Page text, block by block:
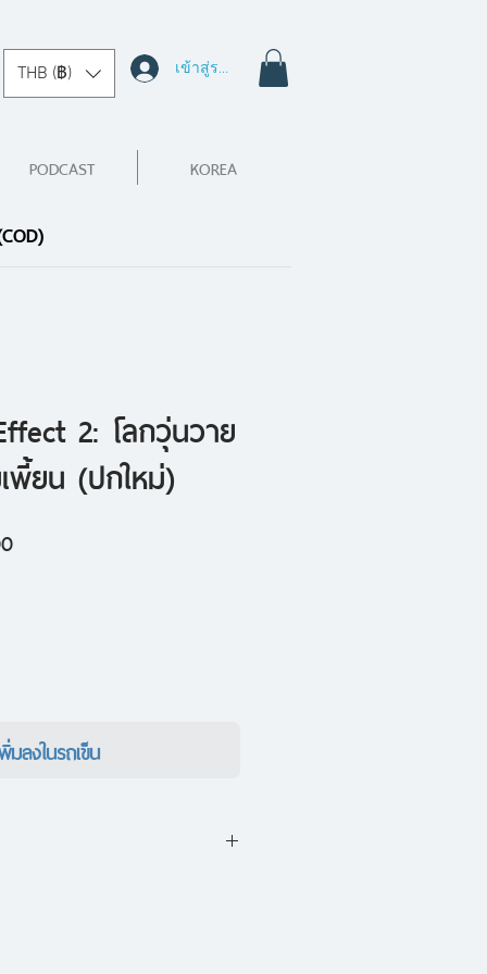
THB (฿) เข้าสู่ระบบ
PODCAST KOREA
2: โลกวุ่นวาย
พี้ยน (ปกใหม่)
ราคา
มลงในรถเข็น
ของนายจอมเพี้ยน